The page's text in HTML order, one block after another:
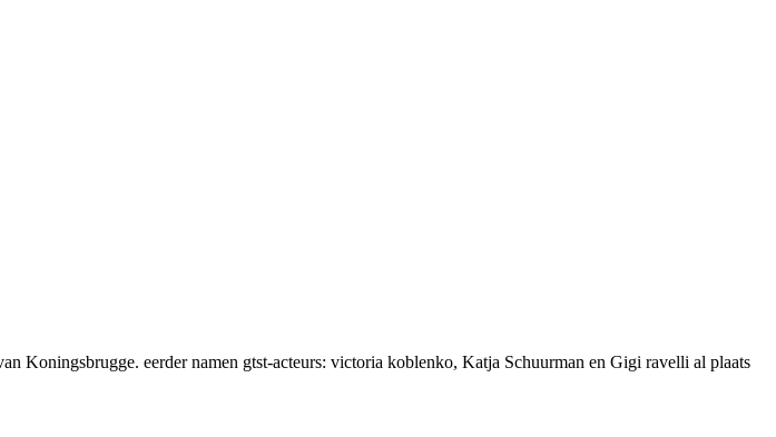
Koningsbrugge. eerder namen gtst-acteurs: victoria koblenko, Katja Schuurman en Gigi ravelli al plaats